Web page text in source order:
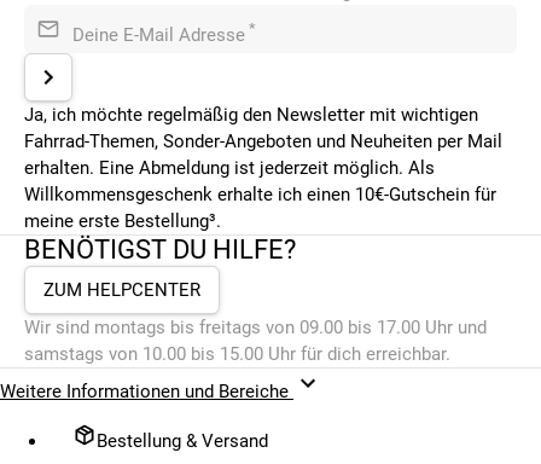
Deine E-Mail Adresse *
Ja, ich möchte regelmäßig den Newsletter mit wichtigen
Fahrrad-Themen, Sonder-Angeboten und Neuheiten per Mail
erhalten. Eine Abmeldung ist jederzeit möglich. Als
Willkommensgeschenk erhalte ich einen 10€-Gutschein für
meine erste Bestellung³.
BENÖTIGST DU HILFE?
ZUM HELPCENTER
Wir sind montags bis freitags von 09.00 bis 17.00 Uhr und
samstags von 10.00 bis 15.00 Uhr für dich erreichbar.
Weitere Informationen und Bereiche
Bestellung & Versand